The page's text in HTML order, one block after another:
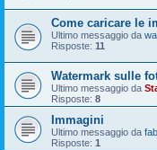
Come caricare le
Ultimo messaggio da
Risposte: 11
Watermark sulle
Ultimo messaggio da
Risposte: 8
Immagini
Ultimo messaggio da
Risposte: 1